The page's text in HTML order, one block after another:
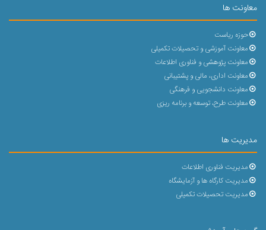
معاونت ها
حوزه ریاست
معاونت آموزشی و تحصیلات تکمیلی
معاونت پژوهشی و فناوری اطلاعات
معاونت اداری، مالی و پشتیبانی
معاونت دانشجویی و فرهنگی
معاونت طرح، توسعه و برنامه ریزی
مدیریت ها
مدیریت فناوری اطلاعات
مدیریت کارگاه ها و آزمایشگاه
مدیریت تحصیلات تکمیلی